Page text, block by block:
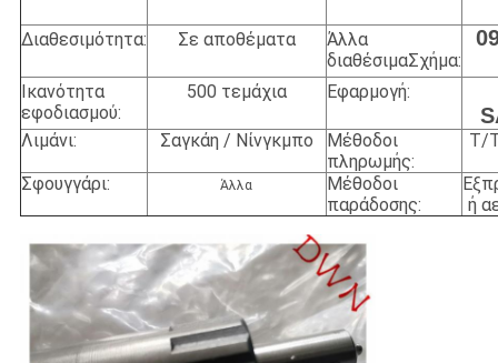
Διαθεσιμότητα: Σε αποθέματα
Άλλα
διαθέσιμαΣχήμα:
Ικανότητα
εφοδιασμού:
500 τεμάχια Εφαρμογή:
Λιμάνι: Σαγκάη / Νίνγκμπο
Μέθοδοι
πληρωμής:
T/
Σφουγγάρι: Άλλα
Μέθοδοι
παράδοσης:
ή